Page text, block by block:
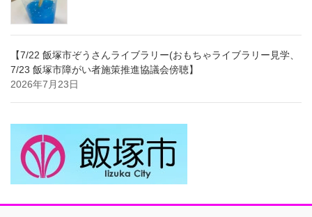
【7/22 飯塚市ぞうさんライブラリー(おもちゃライブラリー見学、
7/23 飯塚市障がい者施策推進協議会傍聴】
2026年7月23日